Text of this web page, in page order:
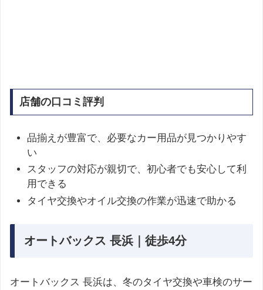
店舗の口コミ評判
品揃えが豊富で、必要なカー用品が見つかりやす
い
スタッフの対応が親切で、初心者でも安心して利
用できる
タイヤ交換やオイル交換の作業が迅速で助かる
オートバックス 長浜｜徒歩4分
オートバックス 長浜は、冬のタイヤ交換や車検のサー